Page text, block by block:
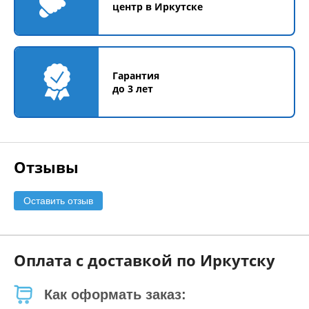
центр в Иркутске
Гарантия
до 3 лет
Отзывы
Оставить отзыв
Оплата с доставкой по Иркутску
Как оформать заказ: